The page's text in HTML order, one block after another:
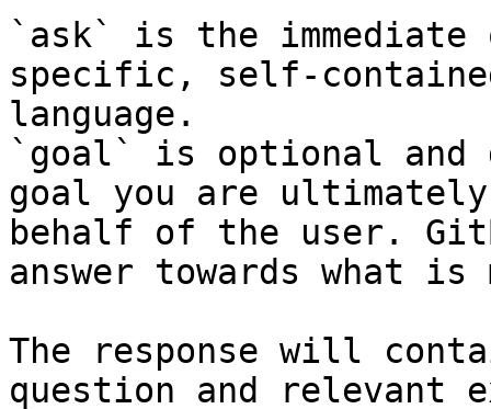
`ask` is the
specific, self-
language.
`goal` is optional and
goal you are
behalf of the user.
answer towards what
The response will
question and relevant